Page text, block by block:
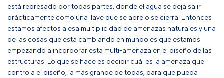
está represado por todas partes, donde el agua se deja salir
prácticamente como una llave que se abre o se cierra. Entonces
estamos afectos a esa multiplicidad de amenazas naturales y una
de las cosas que está cambiando en mundo es que estamos
empezando a incorporar esta multi-amenaza en el diseño de las
estructuras. Lo que se hace es decidir cuál es la amenaza que
controla el diseño, la más grande de todas, para que pueda